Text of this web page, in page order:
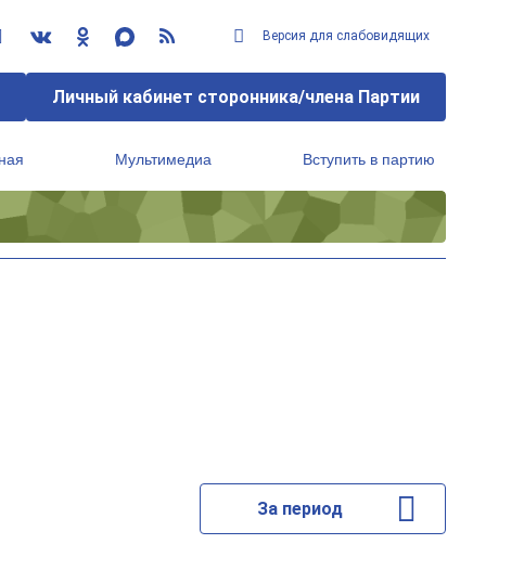
Версия для слабовидящих
Личный кабинет сторонника/члена Партии
Мультимедиа Вступить в партию
За период